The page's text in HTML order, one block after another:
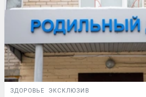
ЗДОРОВЬЕ ЭКСКЛЮЗИВ